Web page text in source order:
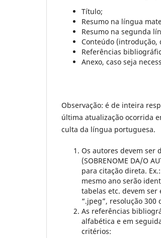
Título;
Resumo na língua
Resumo na segunda
Conteúdo (introdução,
Referências
Anexo, caso seja
Observação: é de inteira
última atualização ocorrida
culta da língua portuguesa.
Os autores devem ser
(SOBRENOME DA/O
para citação direta.
mesmo ano serão
tabelas etc. devem
“.jpeg”, resolução
As referências
alfabética e em
critérios: